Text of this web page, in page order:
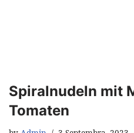
Spiralnudeln mit
Tomaten